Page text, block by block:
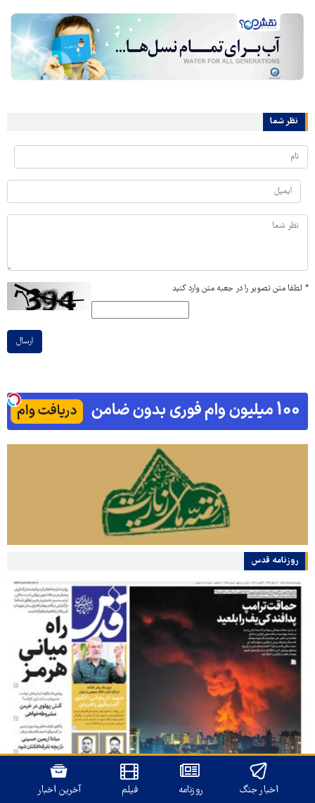
نظر شما
* لطفا متن تصویر را در جعبه متن وارد کنید
ارسال
روزنامه قدس
اخبار جنگ روزنامه فیلم آخرین اخبار